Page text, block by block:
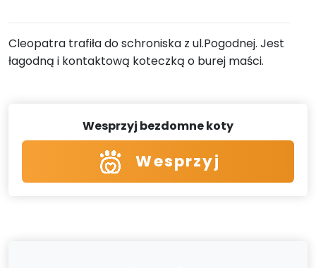
Cleopatra trafiła do schroniska z ul.Pogodnej. Jest
łagodną i kontaktową koteczką o burej maści.
Wesprzyj bezdomne koty
Wesprzyj